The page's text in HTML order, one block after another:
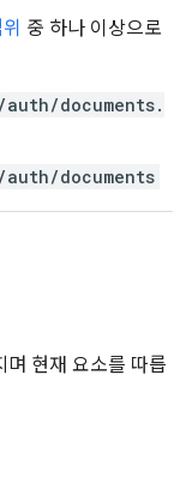
중 하나 이상으로
documents.
documents
며 현재 요소를 따릅